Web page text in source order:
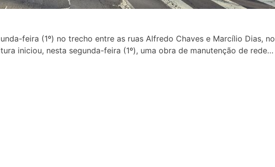
feira (1º) no trecho entre as ruas Alfredo Chaves e Marcílio Dias, no
iniciou, nesta segunda-feira (1º), uma obra de manutenção de rede…